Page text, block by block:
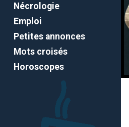
Nécrologie
Emploi
Petites annonces
Mots croisés
Horoscopes